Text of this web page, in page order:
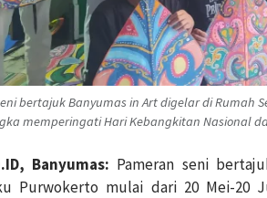
bertajuk Banyumas in Art digelar di Rumah
memperingati Hari Kebangkitan Nasional
Banyumas: Pameran seni
Purwokerto mulai dari 20 Mei-20